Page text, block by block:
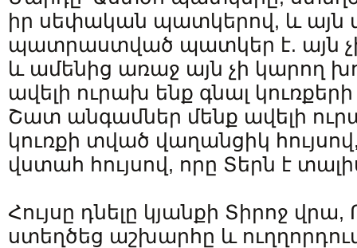
իր սեփական պատկերով, և այն
պատրաստված պատկեր է. այն չի
և ամենից առաջ այն չի կարող
ավելի ուրախ ենք գնալ
Շատ անգամներ մենք ավելի
կուռքի տված վաղանցիկ
վստահ հույսով, որը Տերն է
Հույսը դնելը կյանքի Տիրոջ
ստեղծեց աշխարհը և ուղղորդում